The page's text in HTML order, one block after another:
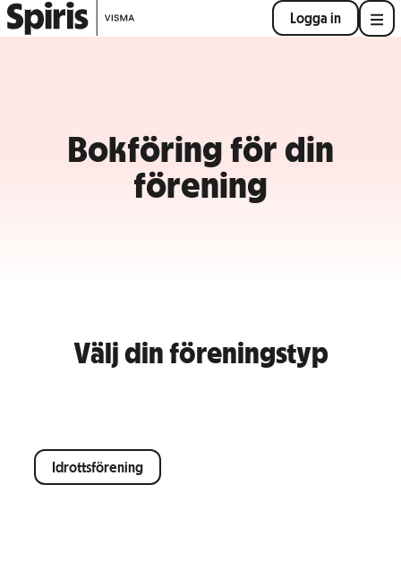
Logga in
Bokföring för din
förening
Välj din föreningstyp
Idrottsförening